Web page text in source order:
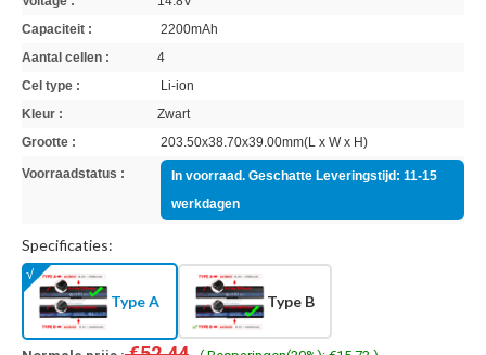
Capaciteit :
2200mAh
Aantal cellen :
4
Cel type :
Li-ion
Kleur :
Zwart
Grootte :
203.50x38.70x39.00mm(L x W x H)
Voorraadstatus :
In voorraad. Geschatte Leveringstijd: 11-15
werkdagen
Specificaties:
Type A Type B